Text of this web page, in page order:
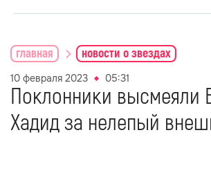
главная новости о звездах
10 февраля 2023 05:31
Поклонники высмеяли
Хадид за нелепый